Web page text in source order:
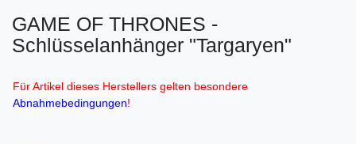
GAME OF THRONES -
Schlüsselanhänger "Targaryen"
Für Artikel dieses Herstellers gelten besondere
Abnahmebedingungen!